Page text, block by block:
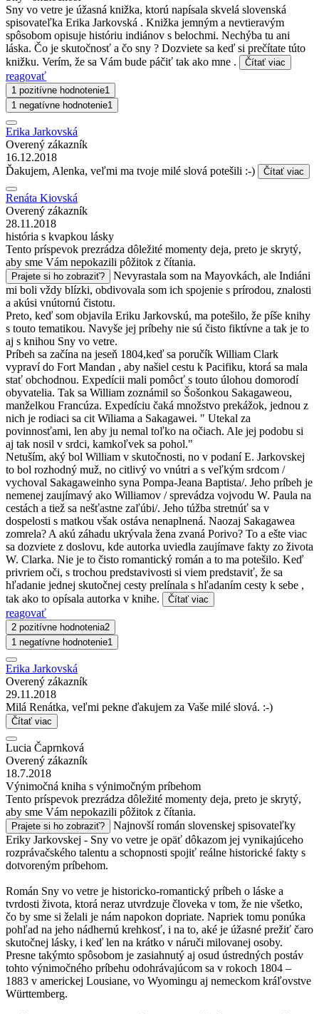
Sny vo vetre je úžasná knižka, ktorú napísala skvelá slovenská
spisovateľka Erika Jarkovská . Knižka jemným a nevtieravým
spôsobom opisuje históriu indiánov s belochmi. Nechýba tu ani
láska. Čo je skutočnosť a čo sny ? Dozviete sa keď si prečítate túto
knižku. Verím, že sa Vám bude páčiť tak ako mne .
Čítať viac
reagovať
1 pozitívne hodnotenie1
1 negatívne hodnotenie1
Erika Jarkovská
Overený zákazník
16.12.2018
Ďakujem, Alenka, veľmi ma tvoje milé slová potešili :-)
Čítať viac
Renáta Kiovská
Overený zákazník
28.11.2018
história s kvapkou lásky
Tento príspevok prezrádza dôležité momenty deja, preto je skrytý,
aby sme Vám nepokazili pôžitok z čítania.
Prajete si ho zobraziť?
Nevyrastala som na Mayovkách, ale Indiáni
mi boli vždy blízki, obdivovala som ich spojenie s prírodou, znalosti
a akúsi vnútornú čistotu.
Preto, keď som objavila Eriku Jarkovskú, ma potešilo, že píše knihy
s touto tematikou. Navyše jej príbehy nie sú čisto fiktívne a tak je to
aj s knihou Sny vo vetre.
Príbeh sa začína na jeseň 1804,keď sa poručík William Clark
vypraví do Fort Mandan , aby našiel cestu k Pacifiku, ktorá sa mala
stať obchodnou. Expedícii mali pomôcť s touto úlohou domorodí
obyvatelia. Tak sa William zoznámil so Šošonkou Sakagaweou,
manželkou Francúza. Expedíciu čaká množstvo prekážok, jednou z
nich je rodiaci sa cit Wiliama a Sakagawei. " Utekal za
povinnosťami, len aby ju nemal toľko na očiach. Ale jej podobu si
aj tak nosil v srdci, kamkoľvek sa pohol."
Netuším, aký bol William v skutočnosti, no v podaní E. Jarkovskej
to bol rozhodný muž, no citlivý vo vnútri a s veľkým srdcom /
vychoval Sakagaweinho syna Pompa-Jeana Baptista/. Jeho príbeh je
nemenej zaujímavý ako Williamov / sprevádza vojvodu W. Paula na
cestách a tiež sa nešťastne zaľúbi/. Jeho túžba stretnúť sa v
dospelosti s matkou však ostáva nenaplnená. Naozaj Sakagawea
zomrela? A akú záhadu ukrývala žena zvaná Porivo? To a ešte viac
sa dozviete z doslovu, kde autorka uviedla zaujímave fakty zo života
W. Clarka. Nie je to čisto romantický román a to ma potešilo. Keď
privriem oči, s trochou predstavivosti si viem predstaviť, že sa
hľadanie jednej skutočnej cesty prelínala s hľadaním cesty k sebe ,
tak ako to opísala autorka v knihe.
Čítať viac
reagovať
2 pozitívne hodnotenia2
1 negatívne hodnotenie1
Erika Jarkovská
Overený zákazník
29.11.2018
Milá Renátka, veľmi pekne ďakujem za Vaše milé slová. :-)
Čítať viac
Lucia Čaprnková
Overený zákazník
18.7.2018
Výnimočná kniha s výnimočným príbehom
Tento príspevok prezrádza dôležité momenty deja, preto je skrytý,
aby sme Vám nepokazili pôžitok z čítania.
Prajete si ho zobraziť?
Najnovší román slovenskej spisovateľky
Eriky Jarkovskej - Sny vo vetre je opäť dôkazom jej vynikajúceho
rozprávačského talentu a schopnosti spojiť reálne historické fakty s
dotvoreným príbehom.
Román Sny vo vetre je historicko-romantický príbeh o láske a
tvrdosti života, ktorá neraz utvrdzuje človeka v tom, že nie všetko,
čo by sme si želali je nám napokon dopriate. Napriek tomu ponúka
pohľad na jeho nádhernú krehkosť, i na to, aké je úžasné prežiť čaro
skutočnej lásky, i keď len na krátko v náruči milovanej osoby.
Presne takýmto spôsobom je zasiahnutý aj osud ústredných postáv
tohto výnimočného príbehu odohrávajúcom sa v rokoch 1804 –
1883 v americkej Lousiane, vo Wyomingu aj nemeckom kráľovstve
Württemberg.